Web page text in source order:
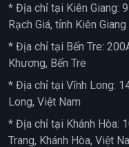
* Địa chỉ tại Kiên Giang:
Rạch Giá, tỉnh Kiên Giang
* Địa chỉ tại Bến Tre:
Khương, Bến Tre
* Địa chỉ tại Vĩnh Long:
Long, Việt Nam
* Địa chỉ tại Khánh Hòa:
Trang, Khánh Hòa, Việt